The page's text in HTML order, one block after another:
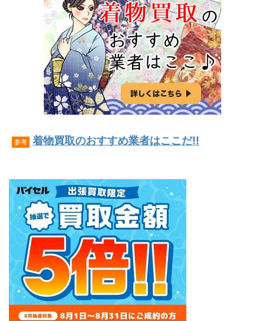
参考 着物買取のおすすめ業者はここだ!!